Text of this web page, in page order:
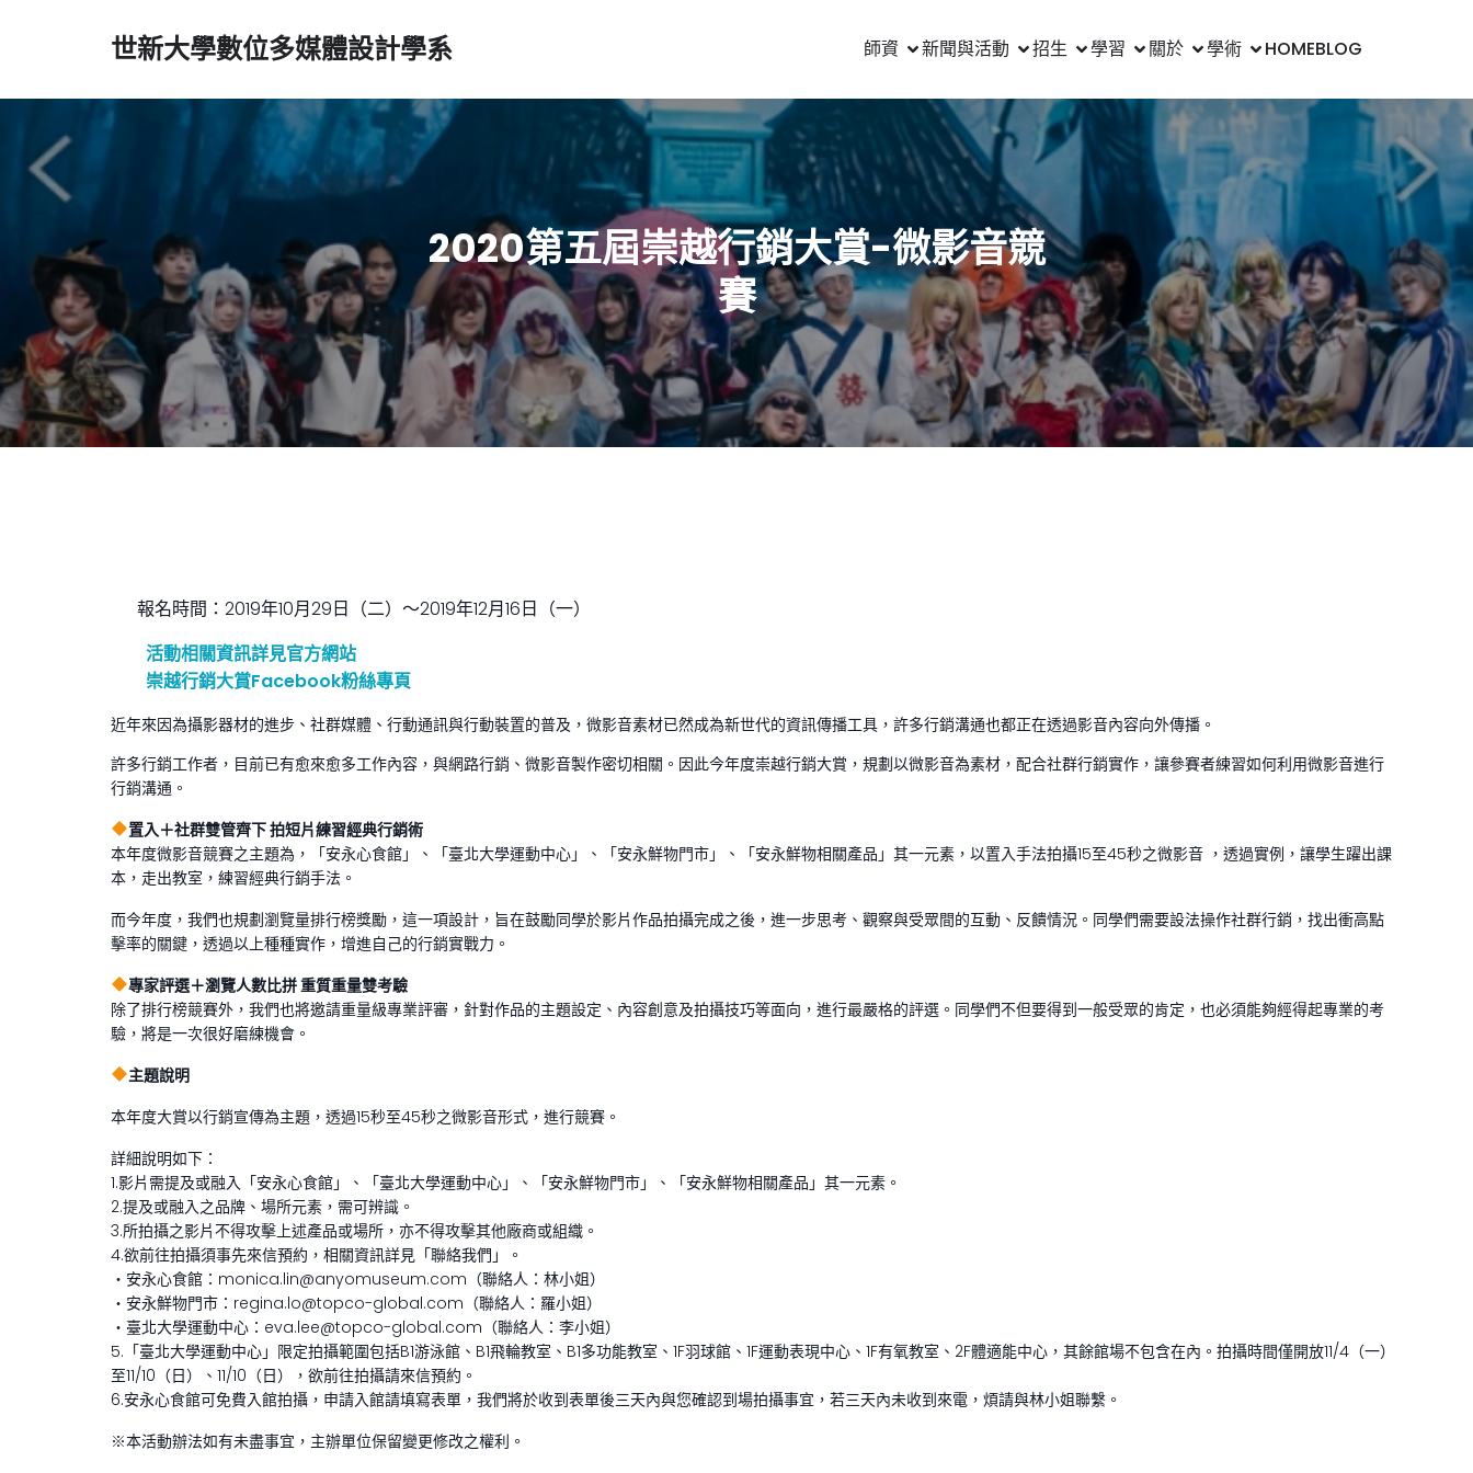
世新大學數位多媒體設計學系 師資 新聞與活動 招生 學習 關於 學術 HOMEBLOG
2020第五屆崇越行銷大賞-微影音競
賽
報名時間：2019年10月29日（二）～2019年12月16日（一）
活動相關資訊詳見官方網站
崇越行銷大賞Facebook粉絲專頁
近年來因為攝影器材的進步、社群媒體、行動通訊與行動裝置的普及，微影音素材已然成為新世代的資訊傳播工具，許多行銷溝通也都正在透過影音內容向外傳播。
許多行銷工作者，目前已有愈來愈多工作內容，與網路行銷、微影音製作密切相關。因此今年度崇越行銷大賞，規劃以微影音為素材，配合社群行銷實作，讓參賽者練習如何利用微影音進行
行銷溝通。
置入＋社群雙管齊下 拍短片練習經典行銷術
本年度微影音競賽之主題為，「安永心食館」、「臺北大學運動中心」、「安永鮮物門市」、「安永鮮物相關產品」其一元素，以置入手法拍攝15至45秒之微影音 ，透過實例，讓學生躍出課
本，走出教室，練習經典行銷手法。
而今年度，我們也規劃瀏覽量排行榜獎勵，這一項設計，旨在鼓勵同學於影片作品拍攝完成之後，進一步思考、觀察與受眾間的互動、反饋情況。同學們需要設法操作社群行銷，找出衝高點
擊率的關鍵，透過以上種種實作，增進自己的行銷實戰力。
專家評選＋瀏覽人數比拼 重質重量雙考驗
除了排行榜競賽外，我們也將邀請重量級專業評審，針對作品的主題設定、內容創意及拍攝技巧等面向，進行最嚴格的評選。同學們不但要得到一般受眾的肯定，也必須能夠經得起專業的考
驗，將是一次很好磨練機會。
主題說明
本年度大賞以行銷宣傳為主題，透過15秒至45秒之微影音形式，進行競賽。
詳細說明如下：
1.影片需提及或融入「安永心食館」、「臺北大學運動中心」、「安永鮮物門市」、「安永鮮物相關產品」其一元素。
2.提及或融入之品牌、場所元素，需可辨識。
3.所拍攝之影片不得攻擊上述產品或場所，亦不得攻擊其他廠商或組織。
4.欲前往拍攝須事先來信預約，相關資訊詳見「聯絡我們」。
‧安永心食館：monica.lin@anyomuseum.com（聯絡人：林小姐）
‧安永鮮物門市：regina.lo@topco-global.com（聯絡人：羅小姐）
‧臺北大學運動中心：eva.lee@topco-global.com（聯絡人：李小姐）
5.「臺北大學運動中心」限定拍攝範圍包括B1游泳館、B1飛輪教室、B1多功能教室、1F羽球館、1F運動表現中心、1F有氧教室、2F體適能中心，其餘館場不包含在內。拍攝時間僅開放11/4（一）
至11/10（日）、11/10（日），欲前往拍攝請來信預約。
6.安永心食館可免費入館拍攝，申請入館請填寫表單，我們將於收到表單後三天內與您確認到場拍攝事宜，若三天內未收到來電，煩請與林小姐聯繫。
※本活動辦法如有未盡事宜，主辦單位保留變更修改之權利。